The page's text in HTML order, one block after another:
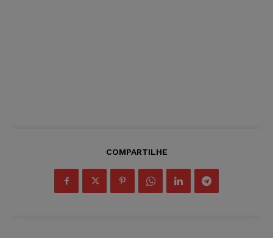
COMPARTILHE